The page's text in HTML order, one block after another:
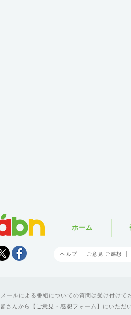
Tweet
ホーム
ヘルプ ご意見 ご感想
メールによる番組についての質問は受け付け
皆さんから【 ご意見・感想フォーム 】にいただ